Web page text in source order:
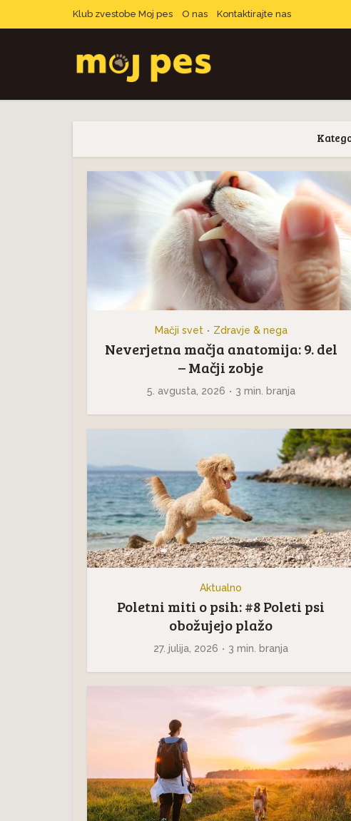
Klub zvestobe Moj pes O nas Kontaktirajte nas
Mačji svet • Zdravje & nega
Neverjetna mačja anatomija: 9. del
– Mačji zobje
5. avgusta, 2026 3 min. branja
Aktualno
Poletni miti o psih: #8 Poleti psi
obožujejo plažo
27. julija, 2026 3 min. branja